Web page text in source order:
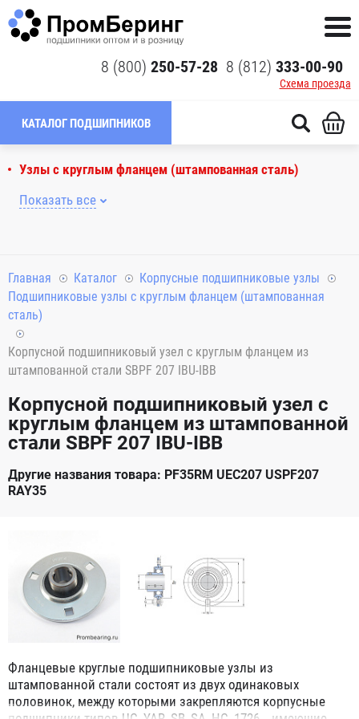
8 (800) 250-57-28 8 (812) 333-00-90
Схема проезда
КАТАЛОГ ПОДШИПНИКОВ
Узлы с круглым фланцем (штампованная сталь)
Показать все
Главная Каталог
Корпусные подшипниковые узлы
Подшипниковые узлы с круглым фланцем (штампованная
сталь)
Корпусной подшипниковый узел с круглым фланцем из
штампованной стали SBPF 207 IBU-IBB
Корпусной подшипниковый узел с
круглым фланцем из штампованной
стали SBPF 207 IBU-IBB
Другие названия товара: PF35RM UEC207 USPF207
RAY35
Фланцевые круглые подшипниковые узлы из
штампованной стали состоят из двух одинаковых
половинок, между которыми закрепляются корпусные